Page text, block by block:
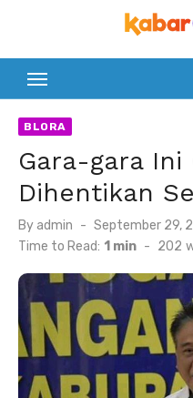
content
BLORA
Gara-gara Ini
Dihentikan
By admin
Posted
on
September 29,
Time to Read: 1 min - 202